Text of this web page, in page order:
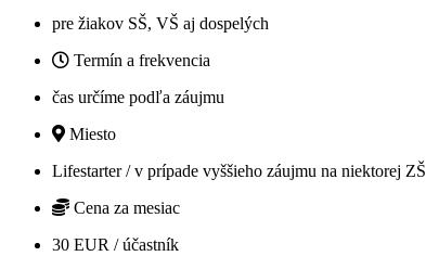
pre žiakov SŠ, VŠ aj dospelých
Termín a frekvencia
čas určíme podľa záujmu
Miesto
Lifestarter / v prípade vyššieho záujmu na niektorej ZŠ
Cena za mesiac
30 EUR / účastník